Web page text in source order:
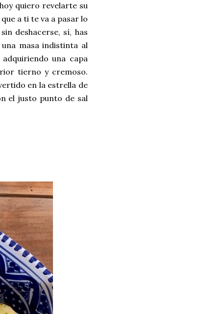
quiero revelarte su
a ti te va a pasar lo
deshacerse, sí, has
masa indistinta al
una capa
tierno y cremoso.
en la estrella de
el justo punto de sal